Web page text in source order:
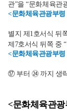
관”을 “문화체육관
<문화체육관광부령
별지 제1호서식 뒤
제7호서식 뒤쪽 중
<문화체육관광부령
⑰ 부터 ㉔ 까지 생
<문화체육관광